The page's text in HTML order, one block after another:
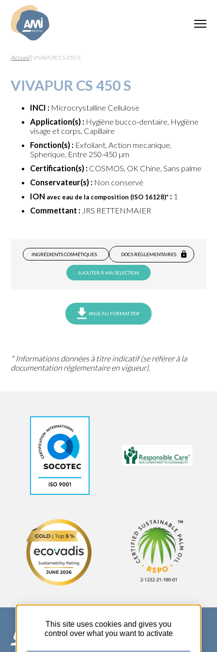
Accueil|VIVAPUR CS 450 S
VIVAPUR CS 450 S
INCI : Microcrystalline Cellulose
Application(s) : Hygiène bucco-dentaire, Hygiène
visage et corps, Capillaire
Fonction(s) : Exfoliant, Action mecanique,
Spherique, Entre 250-450 µm
Certification(s) : COSMOS, OK Chine, Sans palme
Conservateur(s) : Non conservé
ION avec eau de la composition (ISO 16128)* : 1
Commettant : JRS RETTENMAIER
INGRÉDIENTS COSMÉTIQUES DOCS RÉGLEMENTAIRES
AJOUTER À MA SELECTION
PAGE AU FORMAT PDF
* Informations données à titre indicatif (se référer à la
documentation réglementaire en vigueur).
This site uses cookies and gives you
control over what you want to activate